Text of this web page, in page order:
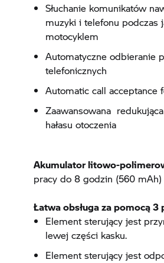
Słuchanie komunikatów
muzyki i telefonu podczas
motocyklem
Automatyczne odbieranie
telefonicznych
Automatic call acceptance
Zaawansowana
hałasu otoczenia
Akumulator litowo-
pracy do 8 godzin (560 mAh)
Łatwa obsługa za pomocą 3
Element sterujący jest
lewej części kasku.
Element sterujący jest